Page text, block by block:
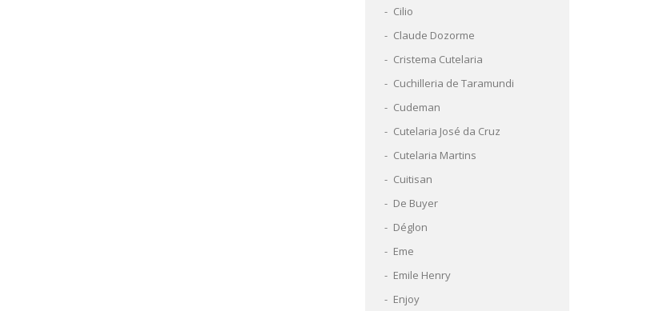
Cilio
Claude Dozorme
Cristema Cutelaria
Cuchilleria de Taramundi
Cudeman
Cutelaria José da Cruz
Cutelaria Martins
Cuitisan
De Buyer
Déglon
Eme
Emile Henry
Enjoy